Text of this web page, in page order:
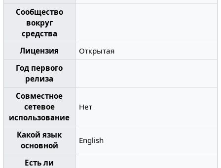
Сообщество
вокруг
средства
Лицензия
Открытая
Год первого
релиза
Совместное
сетевое
использование
Нет
Какой язык
основной
English
Есть ли